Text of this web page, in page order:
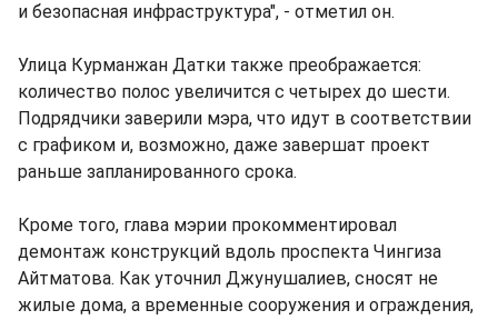
и безопасная инфраструктура", - отметил он.
Улица Курманжан Датки также преображается:
количество полос увеличится с четырех до шести.
Подрядчики заверили мэра, что идут в соответствии
с графиком и, возможно, даже завершат проект
раньше запланированного срока.
Кроме того, глава мэрии прокомментировал
демонтаж конструкций вдоль проспекта Чингиза
Айтматова. Как уточнил Джунушалиев, сносят не
жилые дома, а временные сооружения и ограждения,